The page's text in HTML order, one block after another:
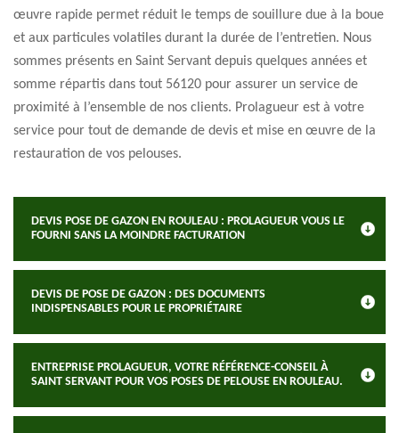
œuvre rapide permet réduit le temps de souillure due à la boue
et aux particules volatiles durant la durée de l’entretien. Nous
sommes présents en Saint Servant depuis quelques années et
somme répartis dans tout 56120 pour assurer un service de
proximité à l’ensemble de nos clients. Prolagueur est à votre
service pour tout de demande de devis et mise en œuvre de la
restauration de vos pelouses.
DEVIS POSE DE GAZON EN ROULEAU : PROLAGUEUR VOUS LE
FOURNI SANS LA MOINDRE FACTURATION
DEVIS DE POSE DE GAZON : DES DOCUMENTS
INDISPENSABLES POUR LE PROPRIÉTAIRE
ENTREPRISE PROLAGUEUR, VOTRE RÉFÉRENCE-CONSEIL À
SAINT SERVANT POUR VOS POSES DE PELOUSE EN ROULEAU.